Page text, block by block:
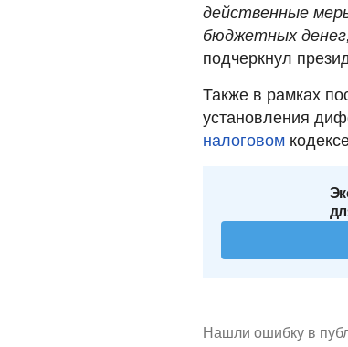
действенные
бюджетных
подчеркнул
Также в рамках
установления
налоговом
Нашли ошибку в